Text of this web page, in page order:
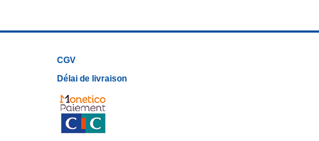
CGV
Délai de livraison